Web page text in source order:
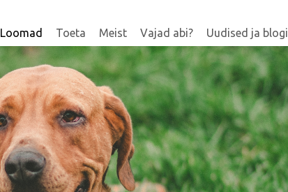
Loomad Toeta Meist Vajad abi? Uudised ja blogi